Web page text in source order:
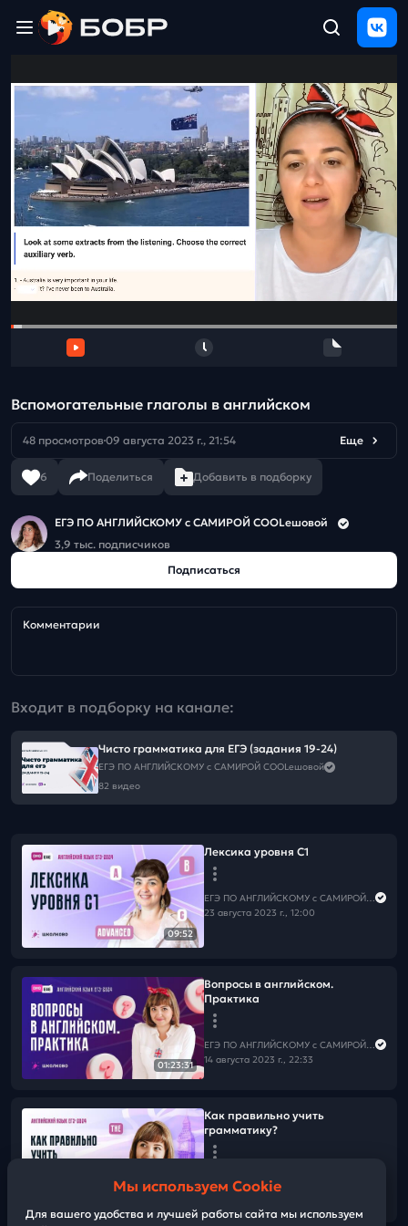
ЩЕЛЧОК
Полезные
материалы
Проверка
сочинений
Тех
поддержка
и
Вспомогательные глаголы в английском
48 просмотров 09 августа 2023 г., 21:54 Еще
6 Поделиться Добавить в подборку
ЕГЭ ПО АНГЛИЙСКОМУ с САМИРОЙ COOLешовой
3,9 тыс. подписчиков
Подписаться
Комментарии
Входит в подборку на канале:
Чисто грамматика для ЕГЭ (задания 19-24)
ЕГЭ ПО АНГЛИЙСКОМУ с САМИРОЙ COOLешовой
82 видео
09:52
Лексика уровня С1
ЕГЭ ПО АНГЛИЙСКОМУ с САМИРОЙ COOLешовой
23 августа 2023 г., 12:00
01:23:31
Вопросы в английском.
Практика
ЕГЭ ПО АНГЛИЙСКОМУ с САМИРОЙ COOLешовой
14 августа 2023 г., 22:33
Как правильно учить
грамматику?
10 августа 2023 г., 21:54
Мы используем Cookie
Для вашего удобства и лучшей работы сайта мы используем